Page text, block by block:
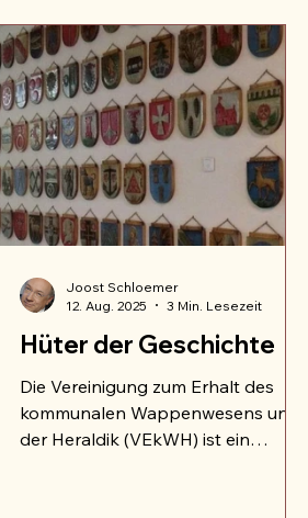
Hüter der Geschichte
Die Vereinigung zum Erhalt des
kommunalen Wappenwesens und
der Heraldik (VEkWH) ist ein
Joost Schloemer
12. Aug. 2025
3 Min. Lesezeit